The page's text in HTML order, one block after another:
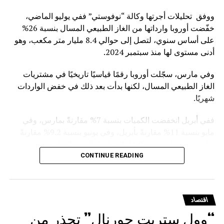
ووفق تحليلات أجرتها وكالة “نوفوستي” ففي يوليو الماضي،
خفّضت أوروبا وارداتها من الغاز الطبيعي المسال بنسبة 26%
على أساس سنوي، لتصل إلى حوالي 8.4 مليار متر مكعب، وهو
أدنى مستوى لها منذ سبتمبر 2024.
وفي مارس، سجّلت أوروبا رقمًا قياسيًا تاريخيًا في مشتريات
الغاز الطبيعي المسال، لكنها بدأت بعد ذلك في خفض الواردات
شهريًا.
ففي أبريل انخفضت الكميات بنسبة 7% مقارنةً بمارس، وفي
ويأتي هذا التراجع في ظل التوجه الأوروبي الرسمي للفكاك من
الغاز الروسي. ففي يناير الماضي، أقر مجلس الاتحاد الأوروبي
والغاز القادم عبر الخطوط الأنبوبية
CONTINUE READING
اقتصاد
“وول ستريت جورنال” تحذر من